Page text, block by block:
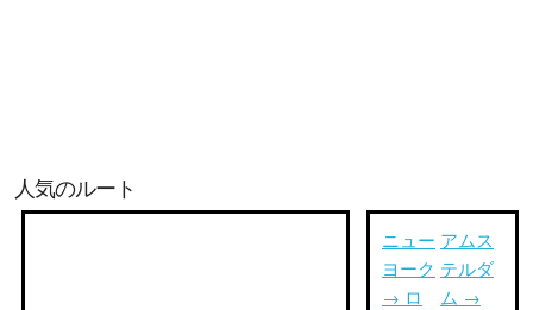
人気のルート
ニュー
ヨーク
→ ロ
アムス
テルダ
ム →